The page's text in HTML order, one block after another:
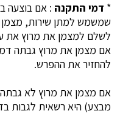
* דמי התקנה : אם בוצעה
שמשמש למתן שירות, מצמן
להחזיר את ההפרש.
אם מצמן את מרוץ לא
מבצע) היא רשאית לגבות